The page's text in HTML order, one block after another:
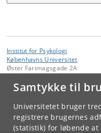
Samtykke til
Universitetet bruger
registrere brugernes
(statistik) for løbende at
Institut for Psykologi
Københavns Universitet
Øster Farimagsgade 2A
Administration